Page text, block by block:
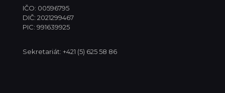
IČO: 00596795
DIČ: 2021299467
PIC: 991639925
Sekretariát: +421 (5) 625 58 86